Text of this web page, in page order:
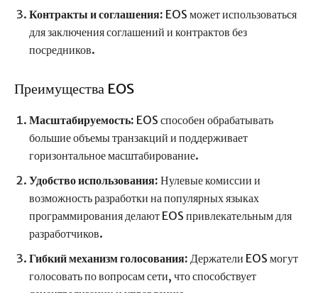
Контракты и соглашения: EOS может использоваться
для заключения соглашений и контрактов без
посредников.
Преимущества EOS
Масштабируемость: EOS способен обрабатывать
большие объемы транзакций и поддерживает
горизонтальное масштабирование.
Удобство использования: Нулевые комиссии и
возможность разработки на популярных языках
программирования делают EOS привлекательным для
разработчиков.
Гибкий механизм голосования: Держатели EOS могут
голосовать по вопросам сети, что способствует